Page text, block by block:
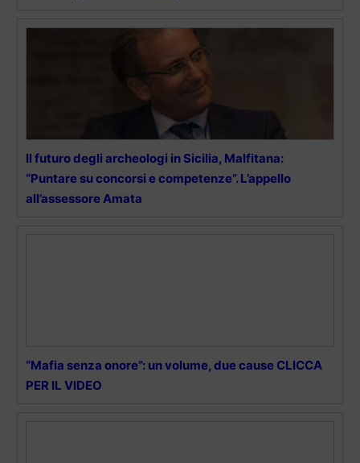
Il futuro degli archeologi in Sicilia, Malfitana:
“Puntare su concorsi e competenze”. L’appello
all’assessore Amata
“Mafia senza onore”: un volume, due cause CLICCA
PER IL VIDEO